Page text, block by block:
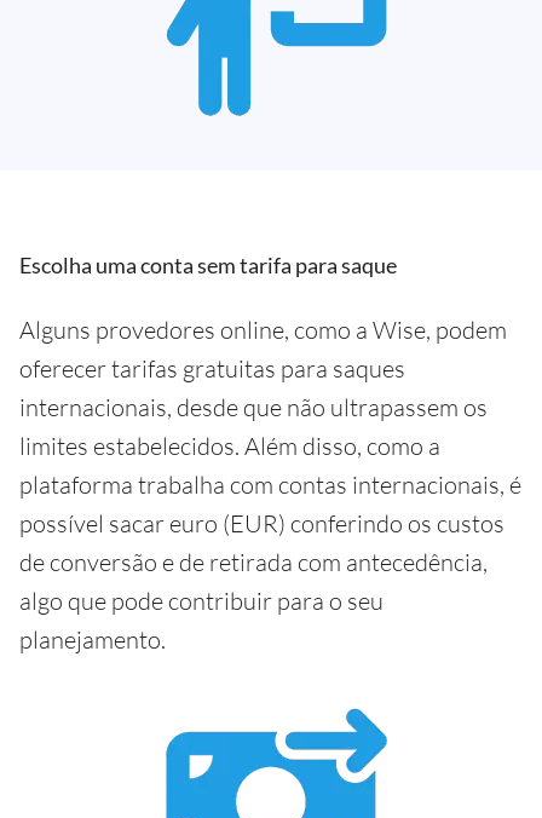
Escolha uma conta sem tarifa para saque
Alguns provedores online, como a Wise, podem
oferecer tarifas gratuitas para saques
internacionais, desde que não ultrapassem os
limites estabelecidos. Além disso, como a
plataforma trabalha com contas internacionais, é
possível sacar euro (EUR) conferindo os custos
de conversão e de retirada com antecedência,
algo que pode contribuir para o seu
planejamento.